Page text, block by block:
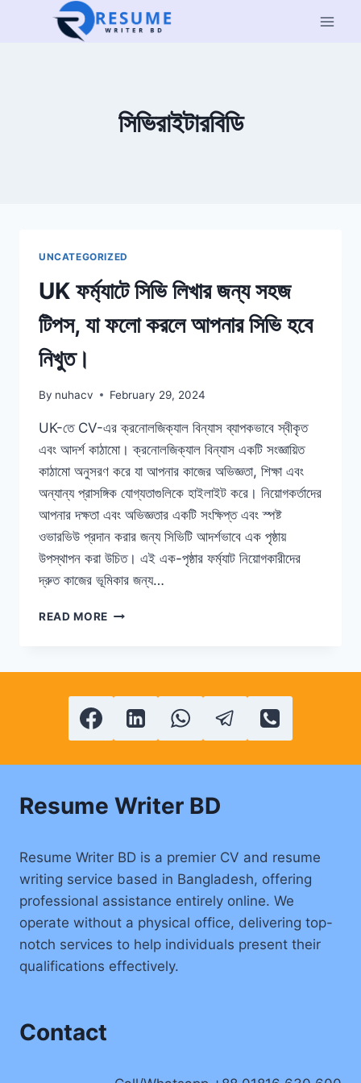
সিভিরাইটারবিডি
UNCATEGORIZED
UK ফর্ম্যাটে সিভি লিখার জন্য সহজ
টিপস, যা ফলো করলে আপনার সিভি হবে
নিখুত।
By nuhacv February 29, 2024
UK-তে CV-এর ক্রনোলজিক্যাল বিন্যাস ব্যাপকভাবে স্বীকৃত
এবং আদর্শ কাঠামো। ক্রনোলজিক্যাল বিন্যাস একটি সংজ্ঞায়িত
কাঠামো অনুসরণ করে যা আপনার কাজের অভিজ্ঞতা, শিক্ষা এবং
অন্যান্য প্রাসঙ্গিক যোগ্যতাগুলিকে হাইলাইট করে। নিয়োগকর্তাদের
আপনার দক্ষতা এবং অভিজ্ঞতার একটি সংক্ষিপ্ত এবং স্পষ্ট
ওভারভিউ প্রদান করার জন্য সিভিটি আদর্শভাবে এক পৃষ্ঠায়
উপস্থাপন করা উচিত। এই এক-পৃষ্ঠার ফর্ম্যাট নিয়োগকারীদের
দ্রুত কাজের ভূমিকার জন্য…
READ MORE UK
সহজ
টিপস,
করলে
সিভি
হবে
Resume Writer BD
Resume Writer BD is a premier CV and resume
writing service based in Bangladesh, offering
professional assistance entirely online. We
operate without a physical office, delivering top-
notch services to help individuals present their
qualifications effectively.
Contact